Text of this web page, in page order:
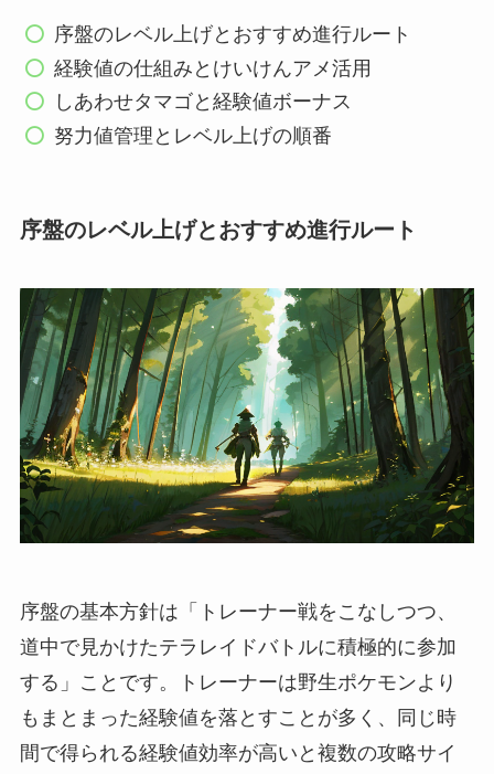
序盤のレベル上げとおすすめ進行ルート
経験値の仕組みとけいけんアメ活用
しあわせタマゴと経験値ボーナス
努力値管理とレベル上げの順番
序盤のレベル上げとおすすめ進行ルート
序盤の基本方針は「トレーナー戦をこなしつつ、
道中で見かけたテラレイドバトルに積極的に参加
する」ことです。トレーナーは野生ポケモンより
もまとまった経験値を落とすことが多く、同じ時
間で得られる経験値効率が高いと複数の攻略サイ